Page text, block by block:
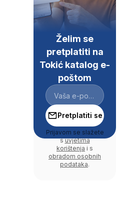
Želim se
pretplatiti na
Tokić katalog e-
poštom
Pretplatiti se
Prijavom se slažete
suvjetima
korištenja i s
obradom osobnih
podataka.